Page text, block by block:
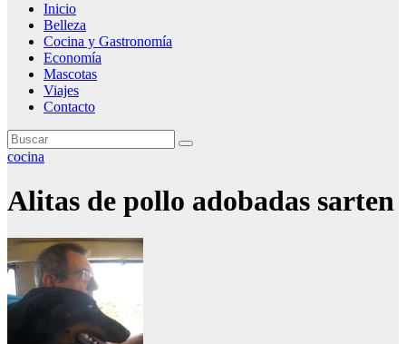
Inicio
Belleza
Cocina y Gastronomía
Economía
Mascotas
Viajes
Contacto
cocina
Alitas de pollo adobadas sarten